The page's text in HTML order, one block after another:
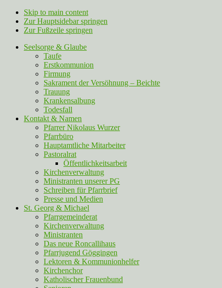
Skip to main content
Zur Hauptsidebar springen
Zur Fußzeile springen
Seelsorge & Glaube
Taufe
Erstkommunion
Firmung
Sakrament der Versöhnung – Beichte
Trauung
Krankensalbung
Todesfall
Kontakt & Namen
Pfarrer Nikolaus Wurzer
Pfarrbüro
Hauptamtliche Mitarbeiter
Pastoralrat
Öffentlichkeitsarbeit
Kirchenverwaltung
Ministranten unserer PG
Schreiben für Pfarrbrief
Presse und Medien
St. Georg & Michael
Pfarrgemeinderat
Kirchenverwaltung
Ministranten
Das neue Roncallihaus
Pfarrjugend Göggingen
Lektoren & Kommunionhelfer
Kirchenchor
Katholischer Frauenbund